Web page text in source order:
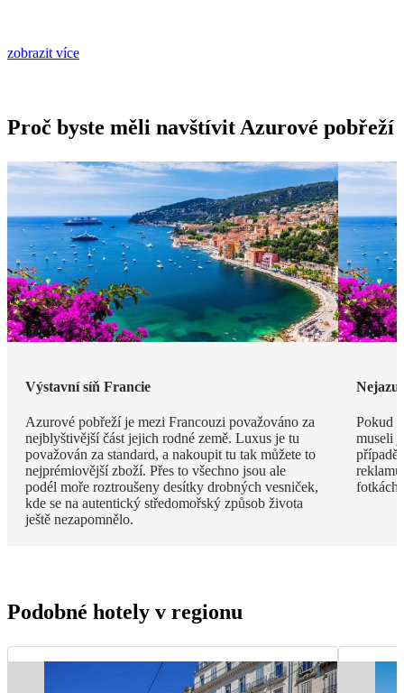
zobrazit více
Proč byste měli navštívit Azurové pobřeží
Výstavní síň Francie
Azurové pobřeží je mezi Francouzi považováno za
nejblyštivější část jejich rodné země. Luxus je tu
považován za standard, a nakoupit tu tak můžete to
nejprémiovější zboží. Přes to všechno jsou ale
podél moře roztroušeny desítky drobných vesniček,
kde se na autentický středomořský způsob života
ještě nezapomnělo.
Pokud
museli
případě
fotkách!
Podobné hotely v regionu